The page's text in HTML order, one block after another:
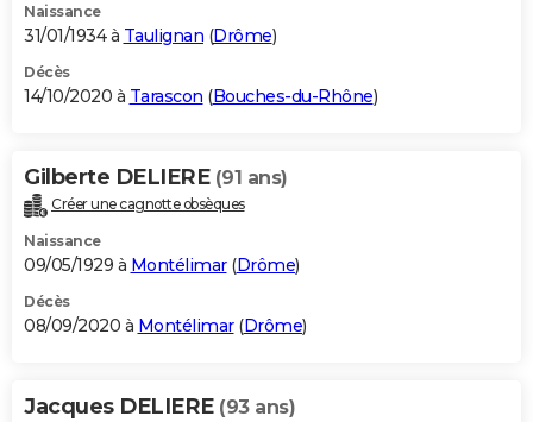
Naissance
31/01/1934 à Taulignan (Drôme)
Décès
14/10/2020 à Tarascon (Bouches-du-Rhône)
Gilberte DELIERE (91 ans)
Créer une cagnotte obsèques
Naissance
09/05/1929 à Montélimar(Drôme)
Décès
08/09/2020 à Montélimar(Drôme)
Jacques DELIERE (93 ans)